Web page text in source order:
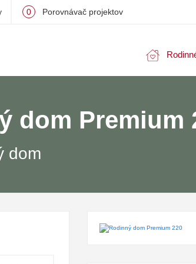
0 Porovnávač projektov
dom Premium
dom